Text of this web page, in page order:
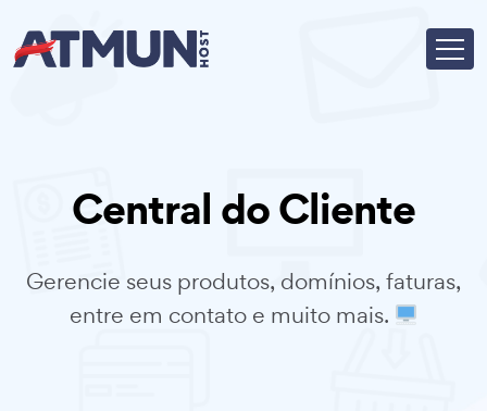
Central do Cliente
Gerencie seus produtos, domínios, faturas,
entre em contato e muito mais.